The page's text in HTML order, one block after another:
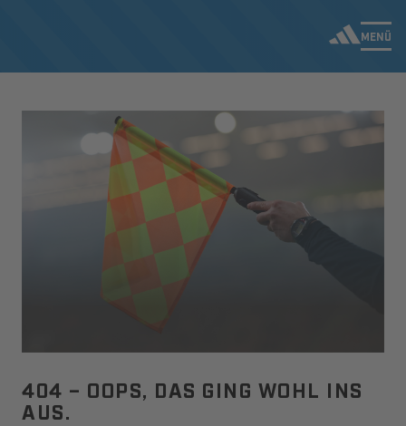
MENÜ
404 – OOPS, DAS GING WOHL INS
AUS.